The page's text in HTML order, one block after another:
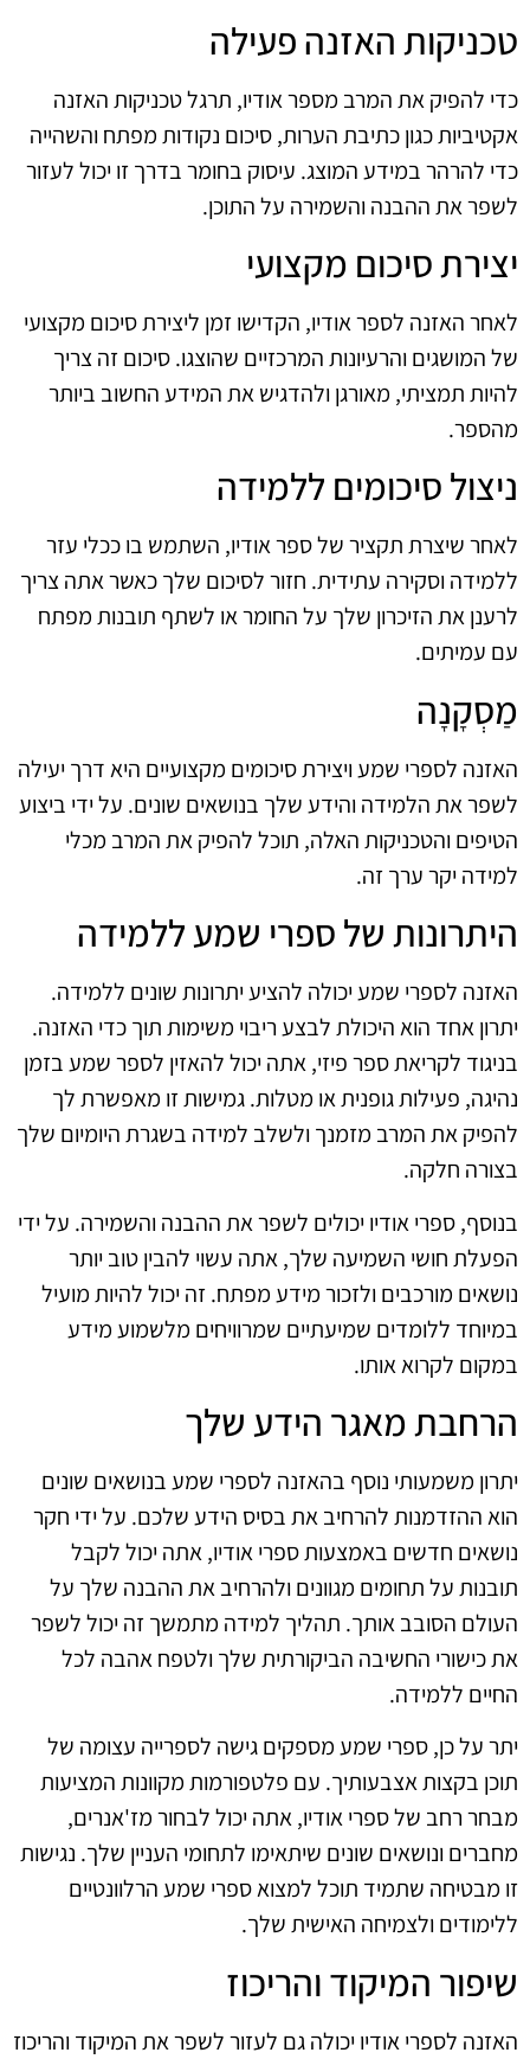
טכניקות האזנה פעילה
כדי להפיק את המרב מספר אודיו, תרגל טכניקות האזנה
אקטיביות כגון כתיבת הערות, סיכום נקודות מפתח והשהייה
כדי להרהר במידע המוצג. עיסוק בחומר בדרך זו יכול לעזור
לשפר את ההבנה והשמירה על התוכן.
יצירת סיכום מקצועי
לאחר האזנה לספר אודיו, הקדישו זמן ליצירת סיכום מקצועי
של המושגים והרעיונות המרכזיים שהוצגו. סיכום זה צריך
להיות תמציתי, מאורגן ולהדגיש את המידע החשוב ביותר
מהספר.
ניצול סיכומים ללמידה
לאחר שיצרת תקציר של ספר אודיו, השתמש בו ככלי עזר
ללמידה וסקירה עתידית. חזור לסיכום שלך כאשר אתה צריך
לרענן את הזיכרון שלך על החומר או לשתף תובנות מפתח
עם עמיתים.
מַסְקָנָה
האזנה לספרי שמע ויצירת סיכומים מקצועיים היא דרך יעילה
לשפר את הלמידה והידע שלך בנושאים שונים. על ידי ביצוע
הטיפים והטכניקות האלה, תוכל להפיק את המרב מכלי
למידה יקר ערך זה.
היתרונות של ספרי שמע ללמידה
האזנה לספרי שמע יכולה להציע יתרונות שונים ללמידה.
יתרון אחד הוא היכולת לבצע ריבוי משימות תוך כדי האזנה.
בניגוד לקריאת ספר פיזי, אתה יכול להאזין לספר שמע בזמן
נהיגה, פעילות גופנית או מטלות. גמישות זו מאפשרת לך
להפיק את המרב מזמנך ולשלב למידה בשגרת היומיום שלך
בצורה חלקה.
בנוסף, ספרי אודיו יכולים לשפר את ההבנה והשמירה. על ידי
הפעלת חושי השמיעה שלך, אתה עשוי להבין טוב יותר
נושאים מורכבים ולזכור מידע מפתח. זה יכול להיות מועיל
במיוחד ללומדים שמיעתיים שמרוויחים מלשמוע מידע
במקום לקרוא אותו.
הרחבת מאגר הידע שלך
יתרון משמעותי נוסף בהאזנה לספרי שמע בנושאים שונים
הוא ההזדמנות להרחיב את בסיס הידע שלכם. על ידי חקר
נושאים חדשים באמצעות ספרי אודיו, אתה יכול לקבל
תובנות על תחומים מגוונים ולהרחיב את ההבנה שלך על
העולם הסובב אותך. תהליך למידה מתמשך זה יכול לשפר
את כישורי החשיבה הביקורתית שלך ולטפח אהבה לכל
החיים ללמידה.
יתר על כן, ספרי שמע מספקים גישה לספרייה עצומה של
תוכן בקצות אצבעותיך. עם פלטפורמות מקוונות המציעות
מבחר רחב של ספרי אודיו, אתה יכול לבחור מז'אנרים,
מחברים ונושאים שונים שיתאימו לתחומי העניין שלך. נגישות
זו מבטיחה שתמיד תוכל למצוא ספרי שמע הרלוונטיים
ללימודים ולצמיחה האישית שלך.
שיפור המיקוד והריכוז
האזנה לספרי אודיו יכולה גם לעזור לשפר את המיקוד והריכוז